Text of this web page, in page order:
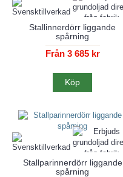
Stallinnerdörr liggande
spårning
Från 3 685 kr
Köp
Stallparinnerdörr liggande
spårning